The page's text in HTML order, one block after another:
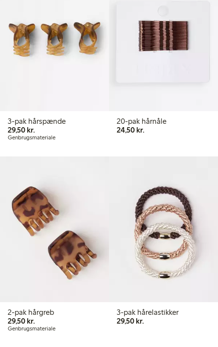
3-pak hårspænde
29,50 kr.
Genbrugsmateriale
20-pak hårnåle
24,50 kr.24,50 kr.
2-pak hårgreb
29,50 kr.
Genbrugsmateriale
3-pak hårelastikker
29,50 kr.